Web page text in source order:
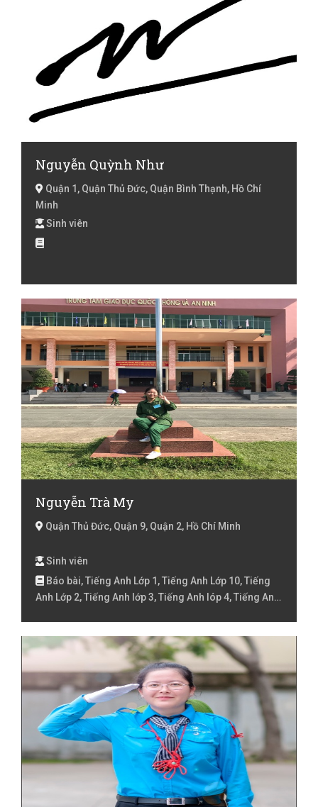
Nguyễn Quỳnh Như
Quận 1, Quận Thủ Đức, Quận Bình Thạnh, Hồ Chí
Minh
Sinh viên
Nguyễn Trà My
Quận Thủ Đức, Quận 9, Quận 2, Hồ Chí Minh
Sinh viên
Báo bài, Tiếng Anh Lớp 1, Tiếng Anh Lớp 10, Tiếng
Anh Lớp 2, Tiếng Anh lớp 3, Tiếng Anh lóp 4, Tiếng Anh
Tiếng Việt lớp 3, Tiếng Việt lóp 4, Tiếng Việt lớp 5, Toán
Lớp 1, Toán Lớp 10, Toán Lớp 2, Toán lớp 3, Toán lớp 4,
Toán lớp 5, Toán lớp 6, Toán lớp 7, Toán lớp 8, Toán lớp
9 , Văn Lớp 10, Văn lớp 11, Văn lớp 6, Văn lớp 7, Văn lớp
8, Văn lớp 9